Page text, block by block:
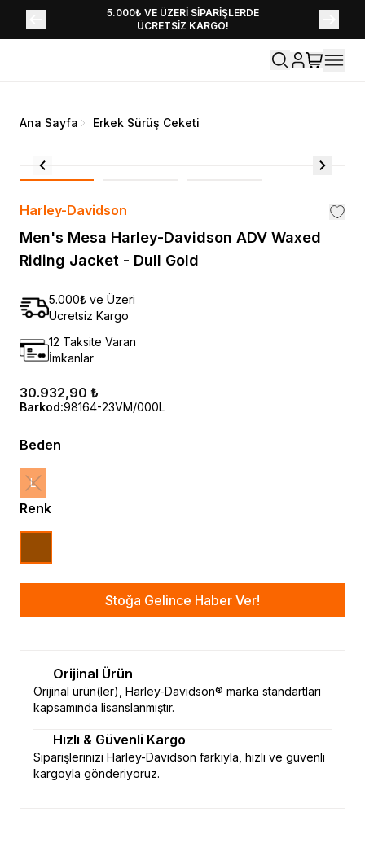
5.000₺ VE ÜZERİ SİPARİŞLERDE
ÜCRETSİZ KARGO!
YENİ SEZON KOLEKSİYONU EKLENDİ,
HEMEN KEŞFET!
Ana Sayfa Erkek Sürüş Ceketi
Harley-Davidson
Men's Mesa Harley-Davidson ADV Waxed
Riding Jacket - Dull Gold
5.000₺ ve Üzeri
Ücretsiz Kargo
12 Taksite Varan
İmkanlar
30.932,90 ₺
Barkod:98164-23VM/000L
Beden
L
Renk
Stoğa Gelince Haber Ver!
Orijinal Ürün
Orijinal ürün(ler), Harley-Davidson® marka standartları
kapsamında lisanslanmıştır.
Hızlı & Güvenli Kargo
Siparişlerinizi Harley-Davidson farkıyla, hızlı ve güvenli
kargoyla gönderiyoruz.